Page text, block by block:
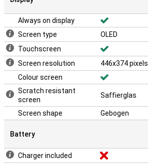
Always on display
Screen type
OLED
Touchscreen
Screen resolution
446x374 pixels
Colour screen
Scratch resistant
screen
Saffierglas
Screen shape Gebogen
Battery
Charger included